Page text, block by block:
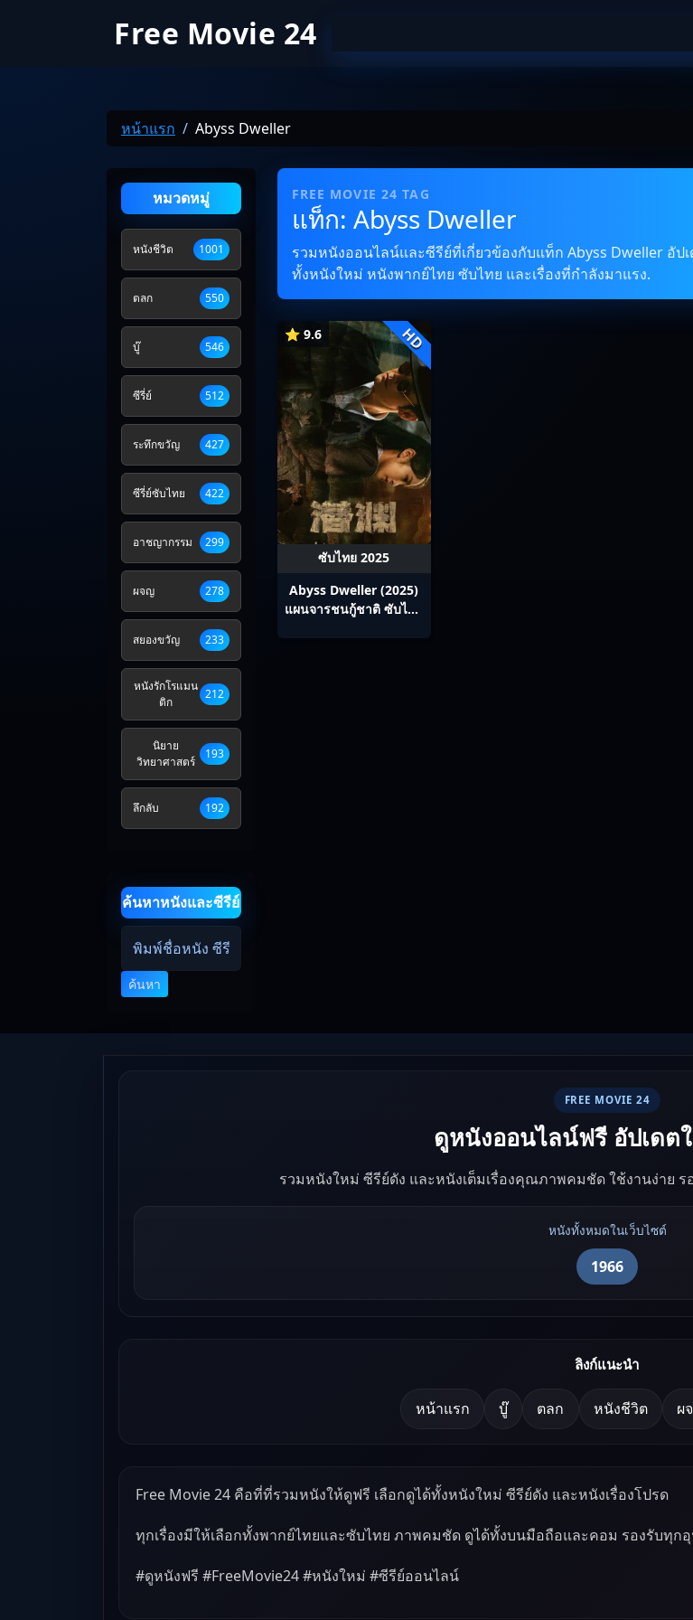
Free Movie 24
หน้าแรก Abyss Dweller
หมวดหมู่
หนังชีวิต 1001
ตลก 550
บู๊ 546
ซีรี่ย์ 512
ระทึกขวัญ 427
ซีรี่ย์ซับไทย 422
อาชญากรรม 299
ผจญ 278
สยองขวัญ 233
หนังรักโรแมน
ติก
212
นิยาย
วิทยาศาสตร์
193
ลึกลับ 192
ค้นหาหนังและซีรีย์
ค้นหา
FREE MOVIE 24 TAG
แท็ก: Abyss Dweller
รวมหนังออนไลน์และซีรีย์ที่เกี่ยวข้องกับแท็ก Abyss Dweller อัป
ทั้งหนังใหม่ หนังพากย์ไทย ซับไทย และเรื่องที่กำลังมาแรง.
⭐ 9.6 HD
ซับไทย 2025
Abyss Dweller (2025)
แผนจารชนกู้ชาติ ซับไทย
FREE MOVIE 24
ดูหนังออนไลน์ฟรี อัปเดต
รวมหนังใหม่ ซีรีย์ดัง และหนังเต็มเรื่องคุณภาพคมชัด ใช้งานง่าย
หนังทั้งหมดในเว็บไซต์
1966
ลิงก์แนะนำ
หน้าแรก บู๊ ตลก หนังชีวิต ผ
Free Movie 24 คือที่ที่รวมหนังให้ดูฟรี เลือกดูได้ทั้งหนังใหม่ ซีรีย์ดัง และหนังเรื่องโปรด
ทุกเรื่องมีให้เลือกทั้งพากย์ไทยและซับไทย ภาพคมชัด ดูได้ทั้งบนมือถือและคอม รองรับทุ
#ดูหนังฟรี #FreeMovie24 #หนังใหม่ #ซีรีย์ออนไลน์